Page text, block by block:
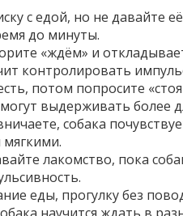
с едой, но не давайте
до минуты.
«ждём» и
контролировать
потом попросите
выдерживать более
собака
лакомство, пока
еды, прогулку без